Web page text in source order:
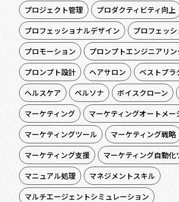
プロジェクト管理
プロダクティビティ向上
プロフェッショナルデザイン
プロフェッ
プロモーション
プロンプトエンジニアリン
プロンプト設計
ヘアサロン
ベストプラ
ヘルスケア
ペルソナ ボイスクローン
マーケティング
マーケティングオートメー
マーケティングツール
マーケティング戦略
マーケティング支援
マーケティング自動化
マニュアル処理
マネジメントスキル
マルチエージェントシミュレーション